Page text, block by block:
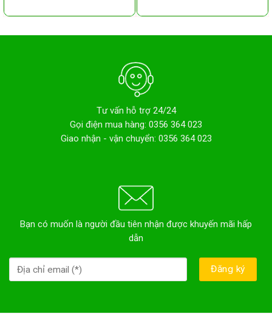
Tư vấn hỗ trợ 24/24
Gọi điện mua hàng: 0356 364 023
Giao nhận - vận chuyển: 0356 364 023
Bạn có muốn là người đầu tiên nhận được khuyến mãi hấp
dẫn